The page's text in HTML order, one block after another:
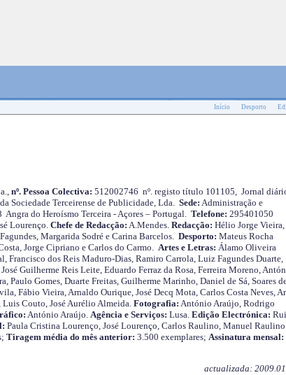
Início Desporto
nº. Pessoa Colectiva: 512002746 nº. registo título 101105, Jornal
Sociedade Terceirense de Publicidade, Lda. Sede: Administração e
do Heroísmo Terceira - Açores – Portugal. Telefone: 295401050
Lourenço. Chefe de Redacção: A.Mendes. Redacção: Hélio Jorge Vieira,
Margarida Sodré e Carina Barcelos. Desporto: Mateus Rocha
Jorge Cipriano e Carlos do Carmo. Artes e Letras: Álamo Oliveira
Francisco dos Reis Maduro-Dias, Ramiro Carrola, Luiz Fagundes Duarte,
Guilherme Reis Leite, Eduardo Ferraz da Rosa, Ferreira Moreno,
Gomes, Duarte Freitas, Guilherme Marinho, Daniel de Sá, Soares
Fábio Vieira, Arnaldo Ourique, José Decq Mota, Carlos Costa Neves,
Luis Couto, José Aurélio Almeida. Fotografia: António Araújo, Rodrigo
António Araújo. Agência e Serviços: Lusa. Edição Electrónica: Rui
Paula Cristina Lourenço, José Lourenço, Carlos Raulino, Manuel Raulino
Tiragem média do mês anterior: 3.500 exemplares; Assinatura mensal:
actualizada: